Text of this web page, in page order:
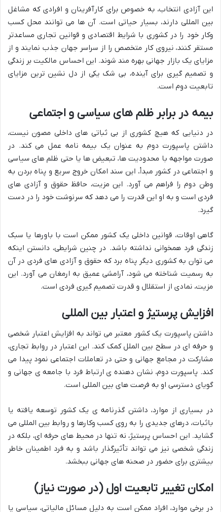
این آزادی انتخاب، به خصوص برای کارآفرینان و افرادی که مشاغل
بین المللی دارند، بسیار حیاتی است. آن ها می توانند محل کسب
وکار خود را در کشوری با شرایط اقتصادی و قوانین تجاری مساعدتر
مستقر کنند، نیروی کار متخصص را از سراسر جهان جذب نمایند و از
مزایای یک بازار جهانی بهره مند شوند. این احساس مالکیت بر زندگی
و تصمیم گیری برای آینده، بی شک یکی از دل نشین ترین مزایای
تابعیت دوم است.
بیمه در برابر ظلم های سیاسی و اجتماعی
در دنیایی که هیچ کشوری از بی ثباتی های داخلی مصون نیست،
داشتن پاسپورت دوم به عنوان یک بیمه نامه عمل می کند. در
صورت مواجهه با محدودیت ها، تبعیض ها یا حتی ظلم های سیاسی
و اجتماعی در کشور مبدأ، این سند امکان خروج سریع و پناه بردن به
وطن دوم را فراهم می آورد. این مزیت، حافظ حقوق و آزادی های
فردی است و به او این قدرت را می دهد که سرنوشت خود را در دست
گیرد.
گاهی اوقات، قوانین داخلی یک کشور ممکن است با باورها یا سبک
زندگی فرد همخوانی نداشته باشد. در چنین شرایطی، دانستن اینکه
می توان به کشوری دیگر پناه برد که حقوق و آزادی های فردی در آن
به رسمیت شناخته می شود، آرامشی عمیق به ارمغان می آورد. این
مزیت، نمادی از استقلال و قدرت تصمیم گیری فردی است.
افزایش پرستیژ و اعتبار بین المللی
داشتن پاسپورت یک کشور معتبر می تواند به افزایش اعتبار شخصی
و حرفه ای در سطح بین الملل کمک کند. این اعتبار در روابط تجاری،
مشارکت در مجامع جهانی و حتی در تعاملات اجتماعی نمود پیدا می
کند. پاسپورت دوم، نشان دهنده ی ارتباط فرد با جامعه ی جهانی و
گویای دسترسی او به فرصت های بین المللی است.
در بسیاری از موارد، داشتن گذرنامه ی یک کشور توسعه یافته یا
باثبات، درهای جدیدی را به روی کسب وکارها و روابط بین المللی می
گشاید. این احساس پرستیژ، نه تنها در محیط های حرفه ای، بلکه در
زندگی شخصی نیز می تواند تأثیرگذار باشد و به فرد اطمینان خاطر
بیشتری برای حضور در صحنه های جهانی ببخشد.
امکان تغییر تابعیت اول (در صورت نیاز)
در برخی موارد، افراد ممکن است به دلیل مسائل مالیاتی، سیاسی یا